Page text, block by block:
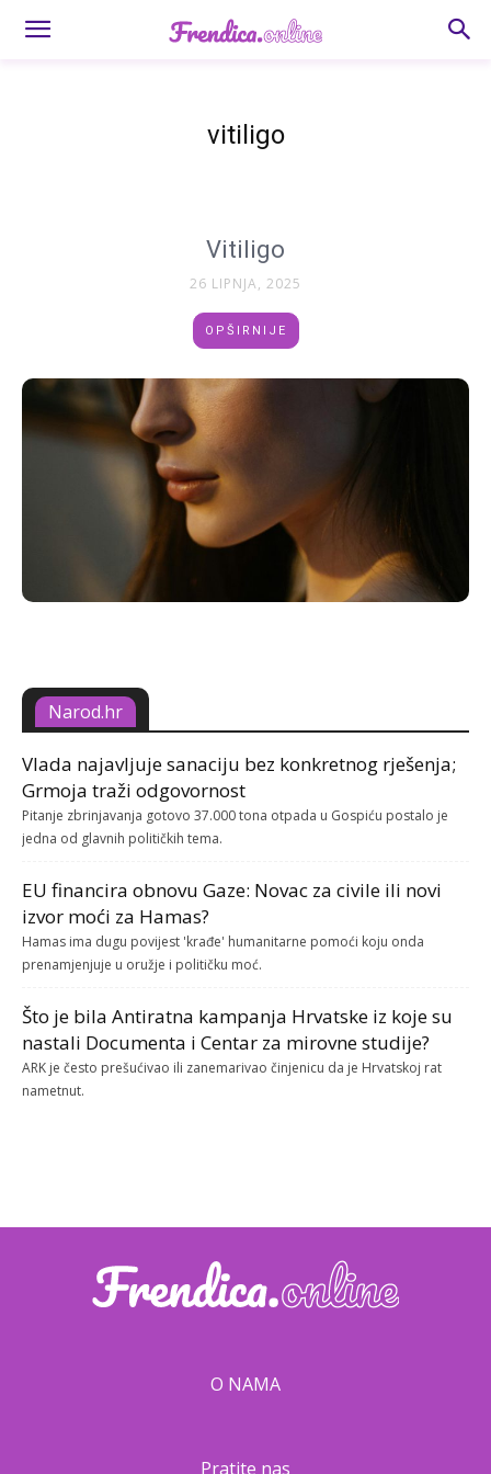
vitiligo
Vitiligo
26 LIPNJA, 2025
OPŠIRNIJE
Narod.hr
Vlada najavljuje sanaciju bez konkretnog rješenja;
Grmoja traži odgovornost
Pitanje zbrinjavanja gotovo 37.000 tona otpada u Gospiću postalo je
jedna od glavnih političkih tema.
EU financira obnovu Gaze: Novac za civile ili novi
izvor moći za Hamas?
Hamas ima dugu povijest 'krađe' humanitarne pomoći koju onda
prenamjenjuje u oružje i političku moć.
Što je bila Antiratna kampanja Hrvatske iz koje su
nastali Documenta i Centar za mirovne studije?
ARK je često prešućivao ili zanemarivao činjenicu da je Hrvatskoj rat
nametnut.
O NAMA
Pratite nas